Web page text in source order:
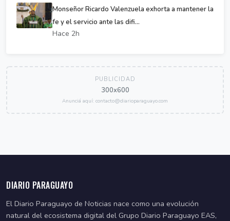
Monseñor Ricardo Valenzuela exhorta a mantener la
fe y el servicio ante las difi...
Hace 2h
PUBLICIDAD
300x600
Anunciá aquí: contacto@diarioparaguayo.com
DIARIO PARAGUAYO
El Diario Paraguayo de Noticias nace como una evolución
natural del ecosistema digital del Grupo Diario Paraguayo EAS,